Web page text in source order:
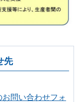
先
問い合わせフォ